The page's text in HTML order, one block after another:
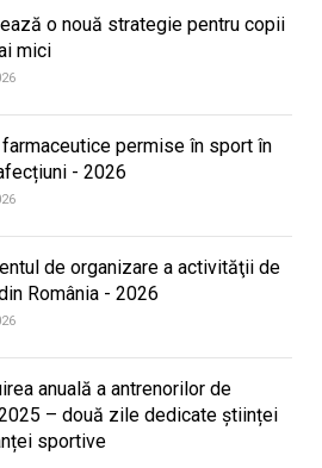
o nouă strategie pentru copii
mici
permise în sport în
- 2026
de organizare a activităţii de
România - 2026
anuală a antrenorilor de
– două zile dedicate științei
sportive